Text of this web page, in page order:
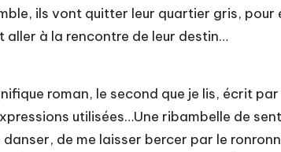
ils vont quitter leur quartier gris, pour
aller à la rencontre de leur destin…
roman, le second que je lis, écrit
utilisées…Une ribambelle de
danser, de me laisser bercer par le